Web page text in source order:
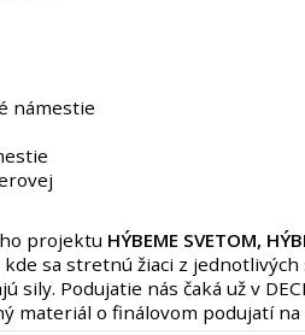
námestie
projektu HÝBEME SVETOM,
sa stretnú žiaci z
sily. Podujatie nás čaká už v
materiál o finálovom podujatí